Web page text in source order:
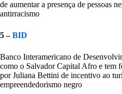
de aumentar a presença de pessoas
antirracismo
5 –BID
Banco Interamericano de
como o Salvador Capital Afro e tem
por Juliana Bettini de incentivo ao
empreendedorismo negro